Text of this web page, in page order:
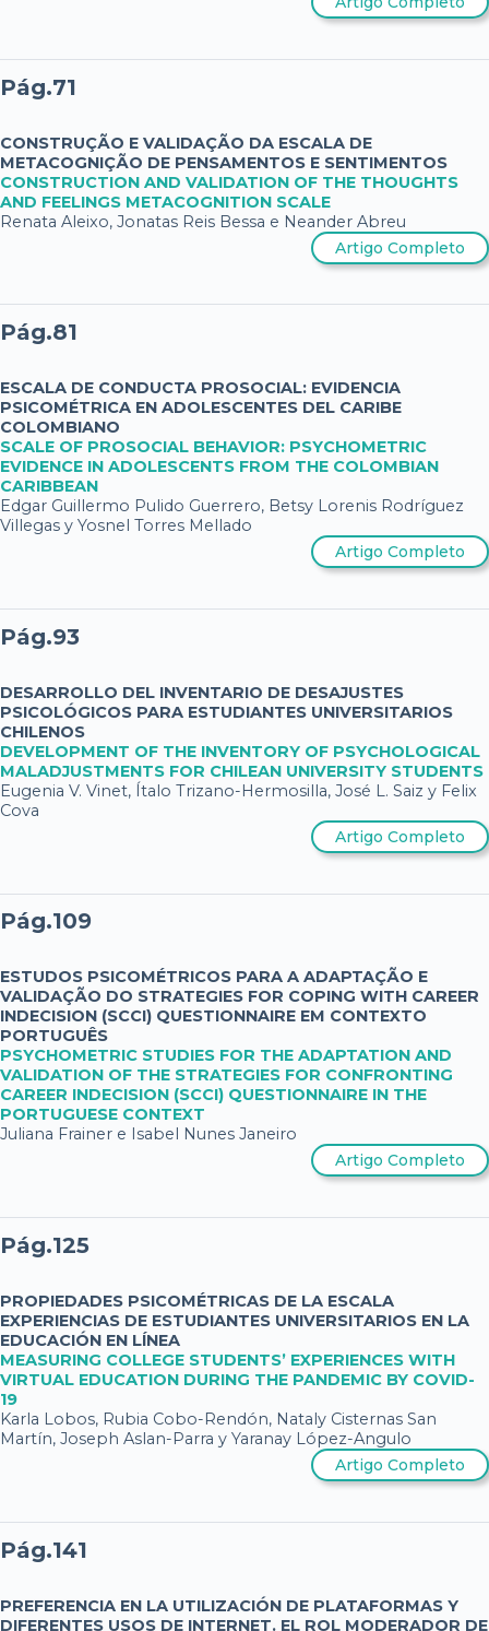
Pág.71
CONSTRUÇÃO E VALIDAÇÃO DA ESCALA DE
METACOGNIÇÃO DE PENSAMENTOS E SENTIMENTOS
CONSTRUCTION AND VALIDATION OF THE THOUGHTS
AND FEELINGS METACOGNITION SCALE
Renata Aleixo, Jonatas Reis Bessa e Neander Abreu
Artigo Completo
Pág.81
ESCALA DE CONDUCTA PROSOCIAL: EVIDENCIA
PSICOMÉTRICA EN ADOLESCENTES DEL CARIBE
COLOMBIANO
SCALE OF PROSOCIAL BEHAVIOR: PSYCHOMETRIC
EVIDENCE IN ADOLESCENTS FROM THE COLOMBIAN
CARIBBEAN
Edgar Guillermo Pulido Guerrero, Betsy Lorenis Rodríguez
Villegas y Yosnel Torres Mellado
Artigo Completo
Pág.93
DESARROLLO DEL INVENTARIO DE DESAJUSTES
PSICOLÓGICOS PARA ESTUDIANTES UNIVERSITARIOS
CHILENOS
DEVELOPMENT OF THE INVENTORY OF PSYCHOLOGICAL
MALADJUSTMENTS FOR CHILEAN UNIVERSITY STUDENTS
Eugenia V. Vinet, Ítalo Trizano-Hermosilla, José L. Saiz y Felix
Cova
Artigo Completo
Pág.109
ESTUDOS PSICOMÉTRICOS PARA A ADAPTAÇÃO E
VALIDAÇÃO DO STRATEGIES FOR COPING WITH CAREER
INDECISION (SCCI) QUESTIONNAIRE EM CONTEXTO
PORTUGUÊS
PSYCHOMETRIC STUDIES FOR THE ADAPTATION AND
VALIDATION OF THE STRATEGIES FOR CONFRONTING
CAREER INDECISION (SCCI) QUESTIONNAIRE IN THE
PORTUGUESE CONTEXT
Juliana Frainer e Isabel Nunes Janeiro
Artigo Completo
Pág.125
PROPIEDADES PSICOMÉTRICAS DE LA ESCALA
EXPERIENCIAS DE ESTUDIANTES UNIVERSITARIOS EN LA
EDUCACIÓN EN LÍNEA
MEASURING COLLEGE STUDENTS’ EXPERIENCES WITH
VIRTUAL EDUCATION DURING THE PANDEMIC BY COVID-
19
Karla Lobos, Rubia Cobo-Rendón, Nataly Cisternas San
Martín, Joseph Aslan-Parra y Yaranay López-Angulo
Artigo Completo
Pág.141
PREFERENCIA EN LA UTILIZACIÓN DE PLATAFORMAS Y
DIFERENTES USOS DE INTERNET. EL ROL MODERADOR DE